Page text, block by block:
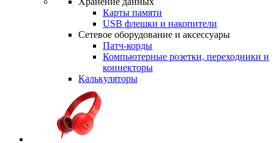
Карты памяти
USB флешки и накопители
Сетевое оборудование и аксессуары
Патч-корды
Компьютерные розетки, переходники и
коннекторы
Калькуляторы